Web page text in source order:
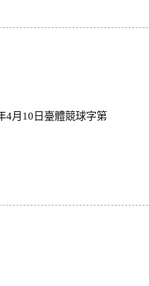
4月10日臺體競球字第